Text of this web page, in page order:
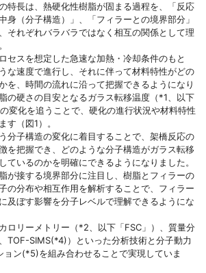
特長は、熱硬化性樹脂が固まる過程を、「反応
身（分子構造）」、「フィラーとの境界部分」
それぞれバラバラではなく相互の関係として理
セスを想定した急速な加熱・冷却条件のもと
な速度で進行し、それに伴って材料特性がどの
を、時間の流れに沿って把握できるようになり
の硬さの目安となるガラス転移温度（*1、以下
変化を追うことで、硬化の進行状況や材料特性
す（図1）。
分子構造の変化に着目することで、架橋反応の
を把握でき、どのような分子構造がガラス転移
ているのかを明確にできるようになりました。
が接する境界部分に注目し、樹脂とフィラーの
の分布や相互作用を解析することで、フィラー
及ぼす影響を分子レベルで理解できるようにな
ロリーメトリー（*2、以下「FSC」）、質量分
TOF-SIMS(*4)）といった分析技術と分子動力
ョン(*5)を組み合わせることで実現していま